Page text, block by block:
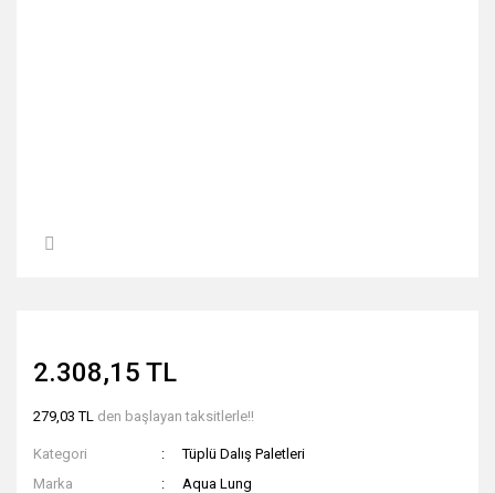
2.308,15 TL
279,03 TL den başlayan taksitlerle!!
Kategori
Tüplü Dalış Paletleri
Marka
Aqua Lung